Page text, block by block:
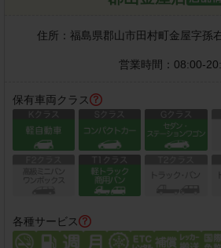
住所： 福島県郡山市田村町金屋字孫
営業時間： 08:00-
保有車両クラス
各種サービス